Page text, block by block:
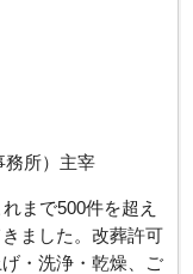
務所）主宰
まで500件を超え
ました。改葬許可
・洗浄・乾燥、ご